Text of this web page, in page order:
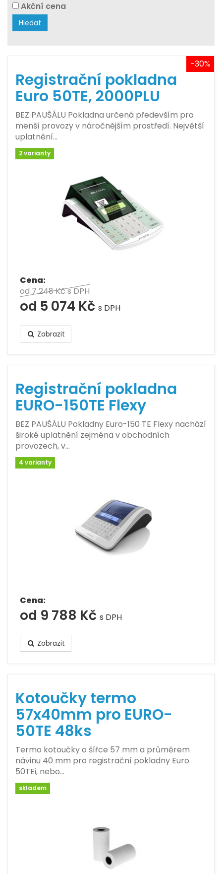
Akční cena
Hledat
-30%
Registrační pokladna
Euro 50TE, 2000PLU
BEZ PAUŠÁLU Pokladna určená především pro
menší provozy v náročnějším prostředí. Největší
uplatnění…
2 varianty
Cena:
od 7 248 Kčs DPH
od 5 074 Kč s DPH
Zobrazit
Registrační pokladna
EURO-150TE Flexy
BEZ PAUŠÁLU Pokladny Euro-150 TE Flexy nachází
široké uplatnění zejména v obchodních
provozech, v…
4 varianty
Cena:
od 9 788 Kč s DPH
Zobrazit
Kotoučky termo
57x40mm pro EURO-
50TE 48ks
Termo kotoučky o šířce 57 mm a průměrem
návinu 40 mm pro registrační pokladny Euro
50TEi, nebo…
skladem